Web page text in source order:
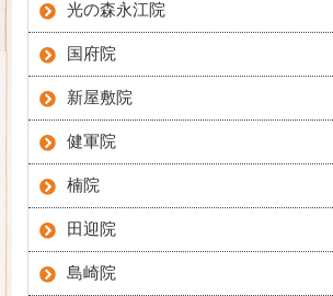
光の森永江院
国府院
新屋敷院
健軍院
楠院
田迎院
島崎院